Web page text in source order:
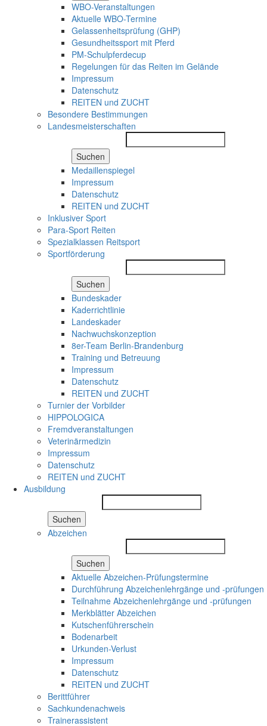
WBO-Veranstaltungen
Aktuelle WBO-Termine
Gelassenheitsprüfung (GHP)
Gesundheitssport mit Pferd
PM-Schulpferdecup
Regelungen für das Reiten im Gelände
Impressum
Datenschutz
REITEN und ZUCHT
Besondere Bestimmungen
Landesmeisterschaften
Suchen
Medaillenspiegel
Impressum
Datenschutz
REITEN und ZUCHT
Inklusiver Sport
Para-Sport Reiten
Spezialklassen Reitsport
Sportförderung
Suchen
Bundeskader
Kaderrichtlinie
Landeskader
Nachwuchskonzeption
8er-Team Berlin-Brandenburg
Training und Betreuung
Impressum
Datenschutz
REITEN und ZUCHT
Turnier der Vorbilder
HIPPOLOGICA
Fremdveranstaltungen
Veterinärmedizin
Impressum
Datenschutz
REITEN und ZUCHT
Ausbildung
Suchen
Abzeichen
Suchen
Aktuelle Abzeichen-Prüfungstermine
Durchführung Abzeichenlehrgänge und -prüfungen
Teilnahme Abzeichenlehrgänge und -prüfungen
Merkblätter Abzeichen
Kutschenführerschein
Bodenarbeit
Urkunden-Verlust
Impressum
Datenschutz
REITEN und ZUCHT
Berittführer
Sachkundenachweis
Trainerassistent